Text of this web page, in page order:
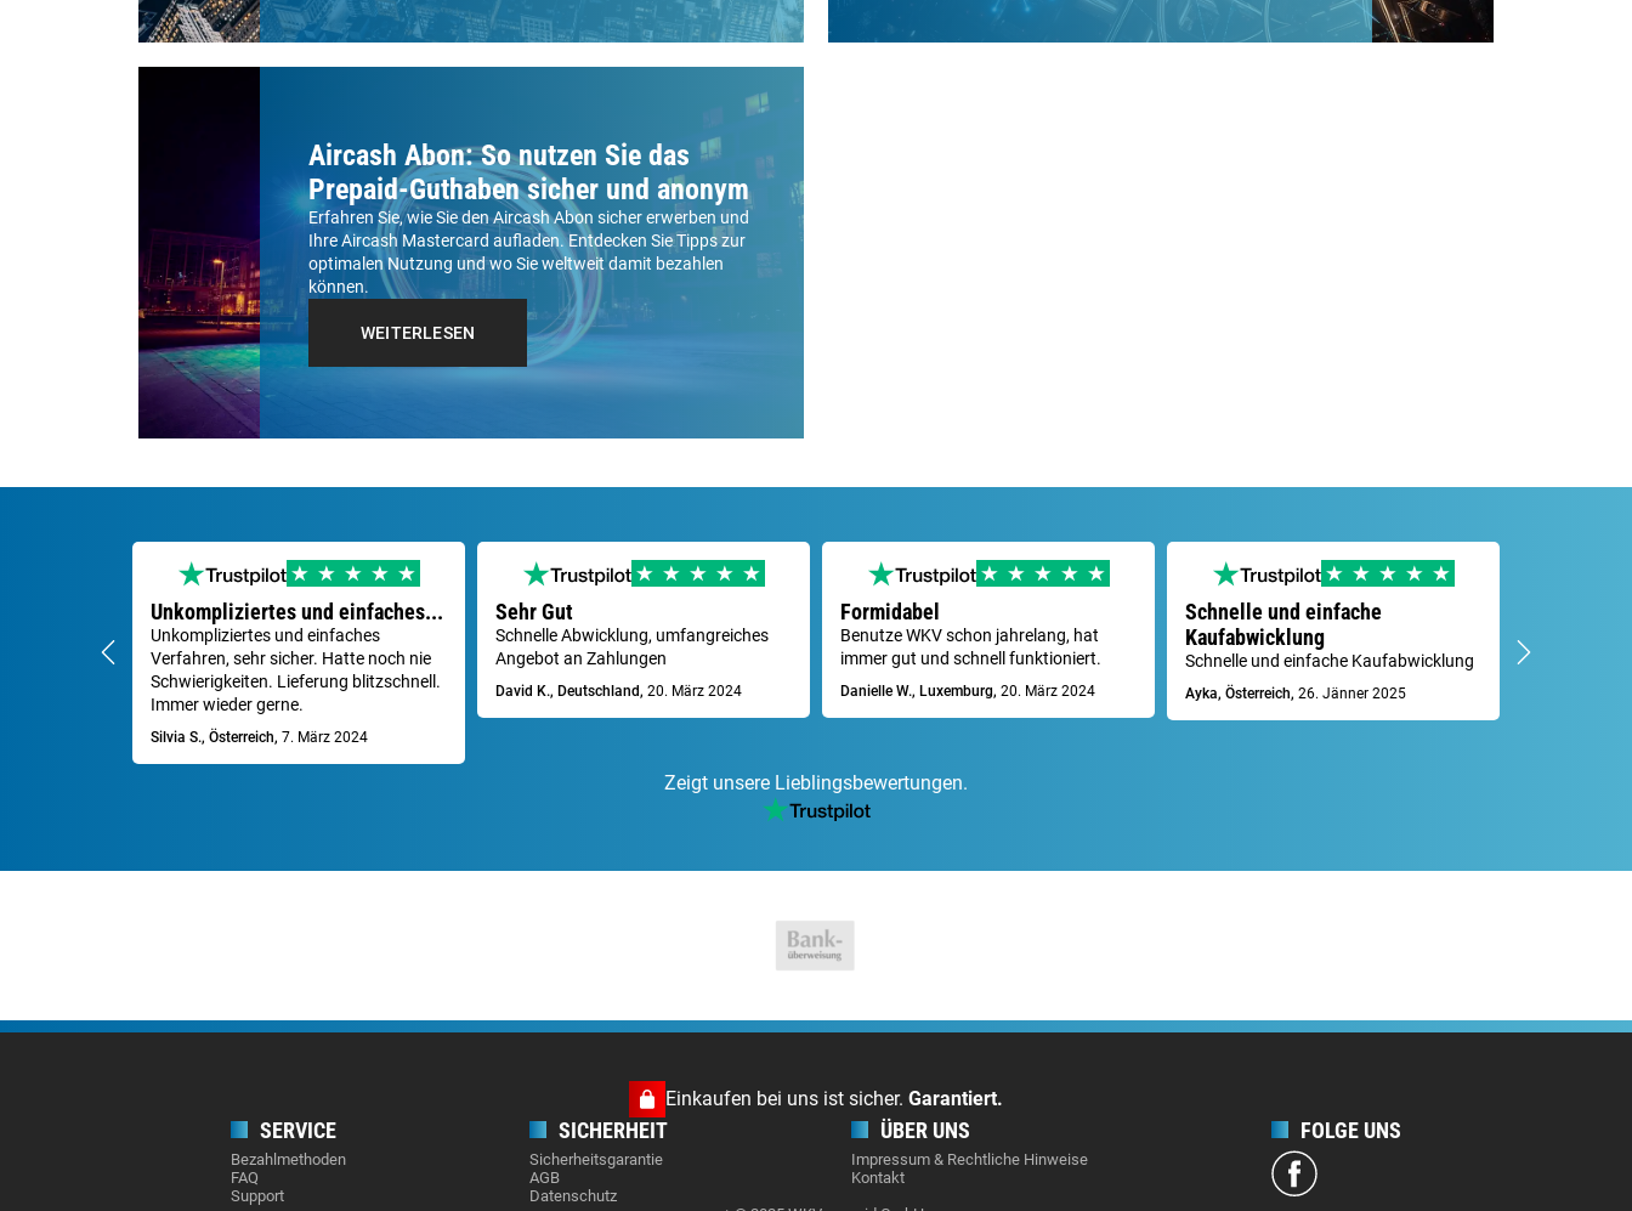
Aircash Abon: So nutzen Sie das
Prepaid-Guthaben sicher und anonym
Erfahren Sie, wie Sie den Aircash Abon sicher erwerben und
Ihre Aircash Mastercard aufladen. Entdecken Sie Tipps zur
optimalen Nutzung und wo Sie weltweit damit bezahlen
können.
WEITERLESEN
Unkompliziertes und einfaches...
Unkompliziertes und einfaches
Verfahren, sehr sicher. Hatte noch nie
Schwierigkeiten. Lieferung blitzschnell.
Immer wieder gerne.
Silvia S., Österreich, 7. März 2024
Sehr Gut
Schnelle Abwicklung, umfangreiches
Angebot an Zahlungen
David K., Deutschland, 20. März 2024
Formidabel
Benutze WKV schon jahrelang, hat
immer gut und schnell funktioniert.
Danielle W., Luxemburg, 20. März 2024
Schnelle und einfache
Kaufabwicklung
Schnelle und einfache Kaufabwicklung
Ayka, Österreich, 26. Jänner 2025
Zeigt unsere Lieblingsbewertungen.
Einkaufen bei uns ist sicher. Garantiert.
SERVICE
Bezahlmethoden
FAQ
Support
SICHERHEIT
Sicherheitsgarantie
AGB
Datenschutz
ÜBER UNS
Impressum & Rechtliche Hinweise
Kontakt
FOLGE UNS